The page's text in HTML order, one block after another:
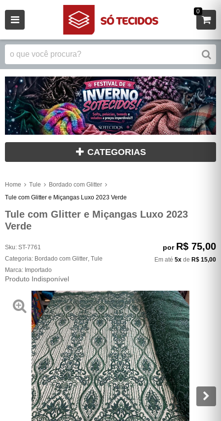
0
CATEGORIAS
Home Tule
Bordado com Glitter
Tule com Glitter e Miçangas Luxo 2023 Verde
Tule com Glitter e Miçangas Luxo 2023
Verde
Sku: ST-7761
Categoria: Bordado com Glitter Tule
Marca: Importado
Produto Indisponível
por R$ 75,00
Em até 5x de R$ 15,00